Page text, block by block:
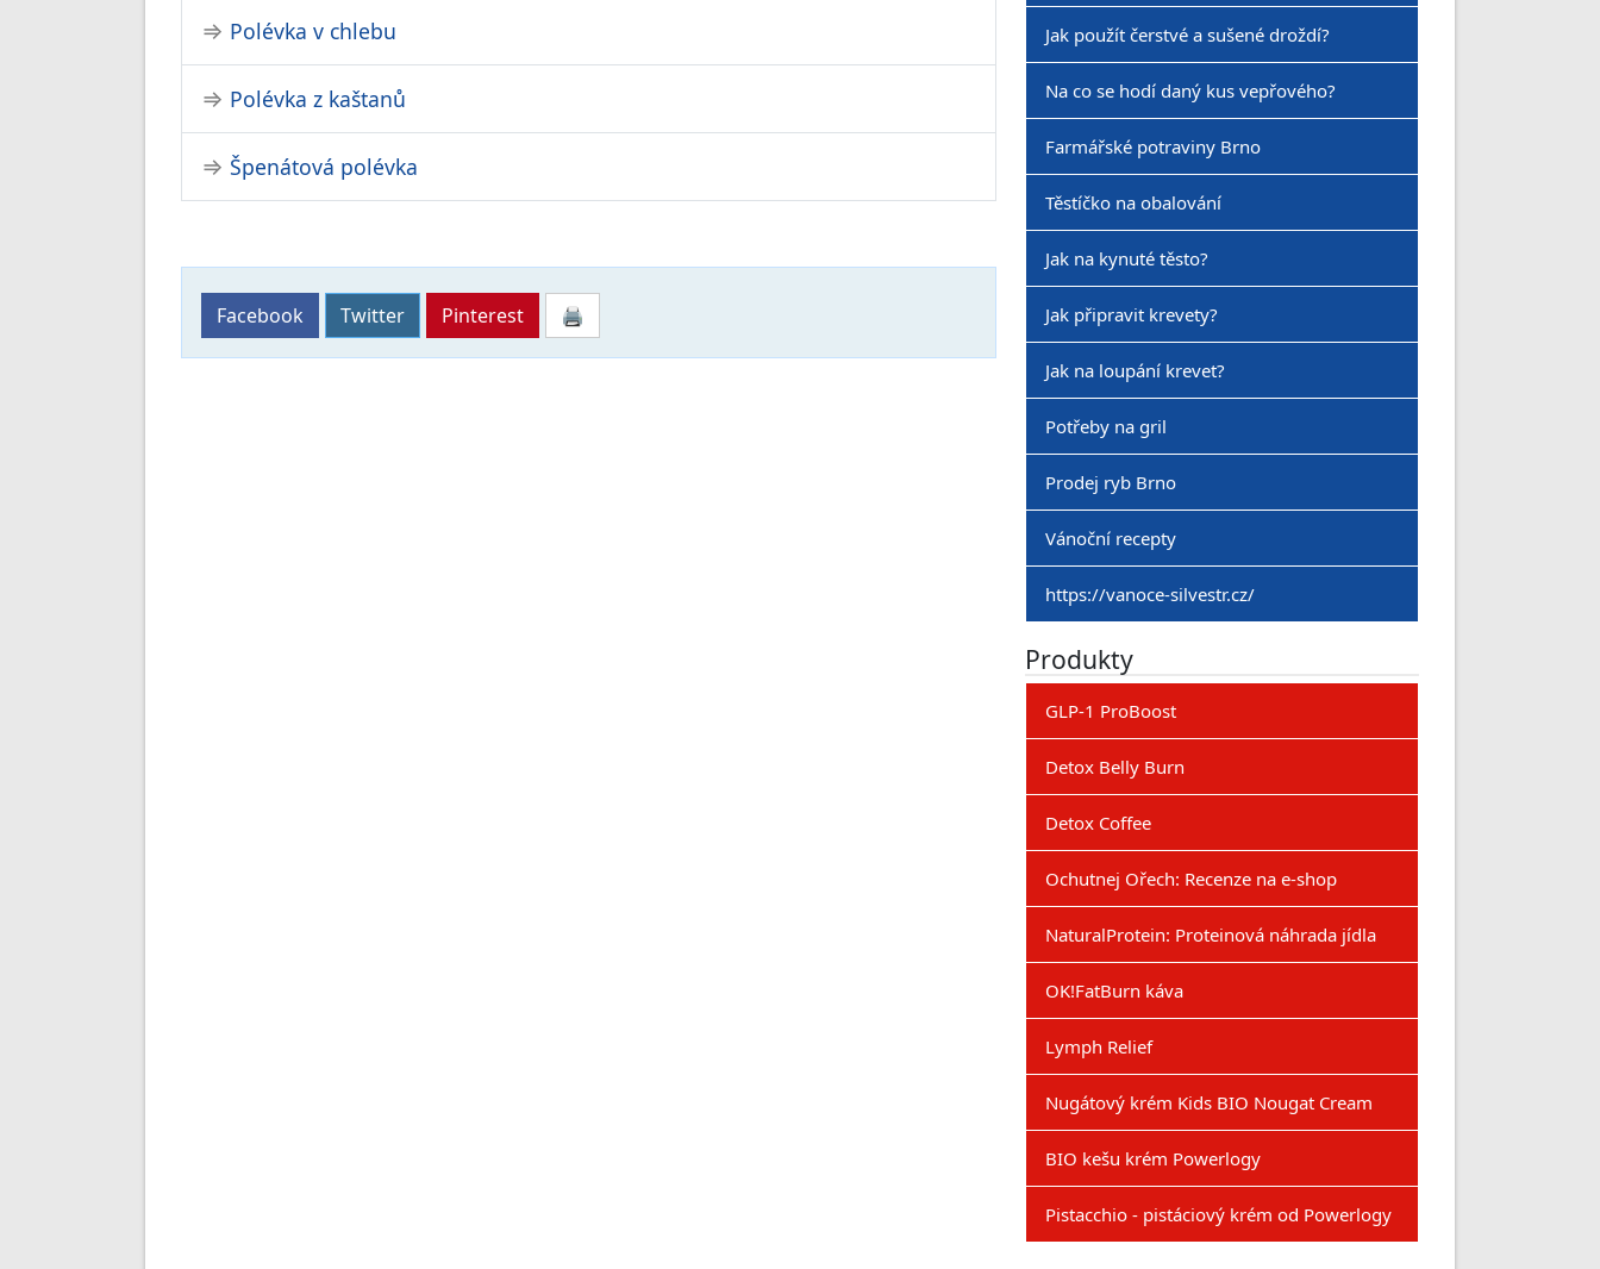
Polévka v chlebu
Polévka z kaštanů
Špenátová polévka
Facebook Twitter Pinterest 🖨
Jak použít čerstvé a sušené droždí?
Na co se hodí daný kus vepřového?
Farmářské potraviny Brno
Těstíčko na obalování
Jak na kynuté těsto?
Jak připravit krevety?
Jak na loupání krevet?
Potřeby na gril
Prodej ryb Brno
Vánoční recepty
https://vanoce-silvestr.cz/
Produkty
GLP-1 ProBoost
Detox Belly Burn
Detox Coffee
Ochutnej Ořech: Recenze na e-shop
NaturalProtein: Proteinová náhrada jídla
OK!FatBurn káva
Lymph Relief
Nugátový krém Kids BIO Nougat Cream
BIO kešu krém Powerlogy
Pistacchio - pistáciový krém od Powerlogy